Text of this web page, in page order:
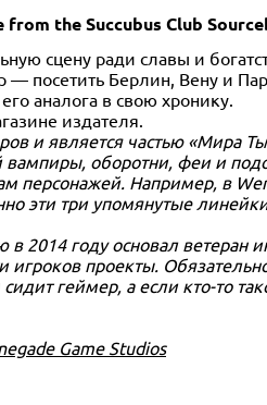
the Succubus Club
сцену ради славы и
посетить Берлин, Вену и
аналога в свою хронику.
издателя.
и является частью «Мира
вампиры, оборотни, феи и
Например, в
эти три упомянутые
2014 году основал ветеран
проекты.
геймер, а если кто-то
Game Studios